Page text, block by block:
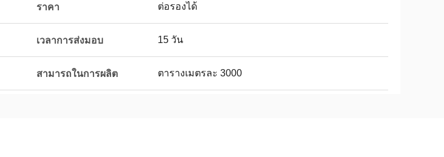
ราคา ต่อรองได้
เวลาการส่งมอบ 15 วัน
สามารถในการผลิต ตารางเมตรละ 3000